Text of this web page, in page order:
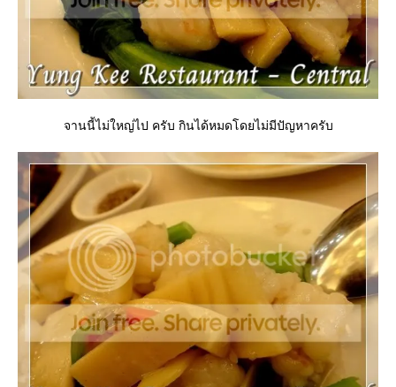
จานนี้ไม่ใหญ่ไป ครับ กินได้หมดโดยไม่มีปัญหาครับ